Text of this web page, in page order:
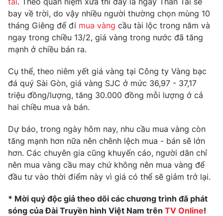
Câu chuyện quốc tế
Tài chính
Thị trường
Góc doanh nghiệp
Dữ liệu và đời sống
Truyền hình
Phim VTV
Hậu trường
Nhân vật
Khán giả
Giải sao mai
Giải trí
Điện ảnh
Sao
Đời sống
Du lịch
Làm đẹp
Chất lượng cuộc sống
Giáo dục
Tuyển sinh
Học trực tuyến
Công nghệ
Hitech Công nghệ tương lai
Sản phẩm
bay về trời, do vậy nhiều người thường chọn mùng 10
tháng Giêng để đi mua vàng cầu tài lộc trong năm và
ngay trong chiều 13/2, giá vàng trong nước đã tăng
mạnh ở chiều bán ra.
Cụ thể, theo niêm yết giá vàng tại Công ty Vàng bạc
đá quý Sài Gòn, giá vàng SJC ở mức 36,97 - 37,17
triệu đồng/lượng, tăng 30.000 đồng mỗi lượng ở cả
hai chiều mua và bán.
Dự báo, trong ngày hôm nay, nhu cầu mua vàng còn
tăng mạnh hơn nữa nên chênh lệch mua - bán sẽ lớn
hơn. Các chuyên gia cũng khuyến cáo, người dân chỉ
nên mua vàng cầu may chứ không nên mua vàng để
đầu tư vào thời điểm này vì giá có thể sẽ giảm trở lại.
* Mời quý độc giả theo dõi các chương trình đã phát
sóng của Đài Truyền hình Việt Nam trên TV Online!